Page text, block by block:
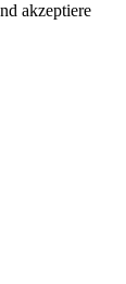
akzeptiere